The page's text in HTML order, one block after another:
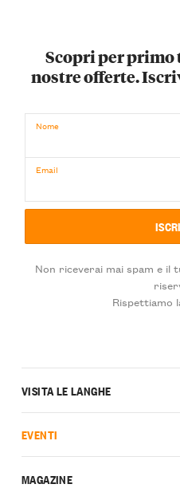
Scopri per primo
nostre offerte.
Nome
Email
Non riceverai mai spam e il
Rispettiamo
VISITA LE LANGHE
EVENTI
MAGAZINE